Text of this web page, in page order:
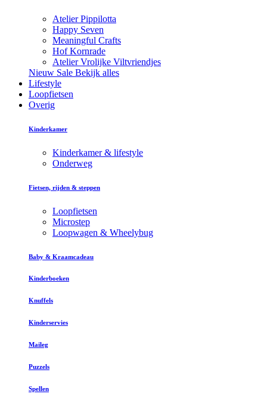
Atelier Pippilotta
Happy Seven
Meaningful Crafts
Hof Kornrade
Atelier Vrolijke Viltvriendjes
Nieuw Sale Bekijk alles
Lifestyle
Loopfietsen
Overig
Kinderkamer
Kinderkamer & lifestyle
Onderweg
Fietsen, rijden & steppen
Loopfietsen
Microstep
Loopwagen & Wheelybug
Baby & Kraamcadeau
Kinderboeken
Knuffels
Kinderservies
Maileg
Puzzels
Spellen